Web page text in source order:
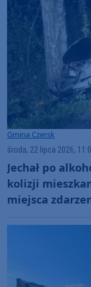
Gmina Czersk
środa, 22 lipca 2026,
Jechał po
kolizji
miejsca